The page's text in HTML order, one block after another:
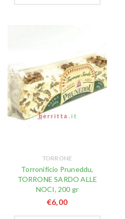
TORRONE
Torronificio Pruneddu,
TORRONE SARDO ALLE
NOCI, 200 gr
€6,00